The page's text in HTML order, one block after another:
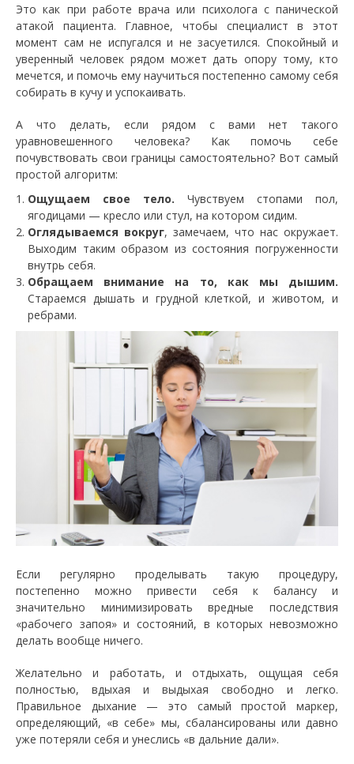
Это как при работе врача или психолога с панической
атакой пациента. Главное, чтобы специалист в этот
момент сам не испугался и не засуетился. Спокойный и
уверенный человек рядом может дать опору тому, кто
мечется, и помочь ему научиться постепенно самому себя
собирать в кучу и успокаивать.
А что делать, если рядом с вами нет такого
уравновешенного человека? Как помочь себе
почувствовать свои границы самостоятельно? Вот самый
простой алгоритм:
Ощущаем свое тело. Чувствуем стопами пол,
ягодицами — кресло или стул, на котором сидим.
Оглядываемся вокруг, замечаем, что нас окружает.
Выходим таким образом из состояния погруженности
внутрь себя.
Обращаем внимание на то, как мы дышим.
Стараемся дышать и грудной клеткой, и животом, и
ребрами.
Если регулярно проделывать такую процедуру,
постепенно можно привести себя к балансу и
значительно минимизировать вредные последствия
«рабочего запоя» и состояний, в которых невозможно
делать вообще ничего.
Желательно и работать, и отдыхать, ощущая себя
полностью, вдыхая и выдыхая свободно и легко.
Правильное дыхание — это самый простой маркер,
определяющий, «в себе» мы, сбалансированы или давно
уже потеряли себя и унеслись «в дальние дали».